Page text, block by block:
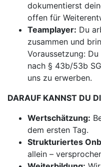
dokumentierst
offen für
Teamplayer: Du
zusammen und
Voraussetzung:
nach § 43b/53b
uns zu erwerben.
DARAUF KANNST DU
Wertschätzung:
dem ersten Tag.
Strukturiertes
allein –